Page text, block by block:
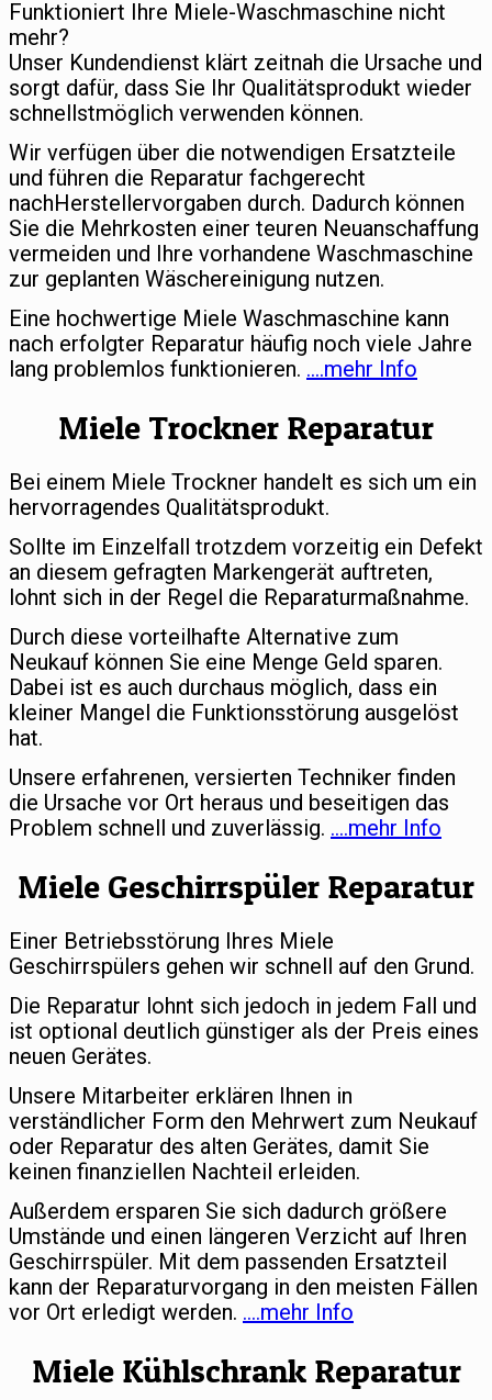
Funktioniert Ihre Miele-Waschmaschine nicht
mehr?
Unser Kundendienst klärt zeitnah die Ursache und
sorgt dafür, dass Sie Ihr Qualitätsprodukt wieder
schnellstmöglich verwenden können.
Wir verfügen über die notwendigen Ersatzteile
und führen die Reparatur fachgerecht
nachHerstellervorgaben durch. Dadurch können
Sie die Mehrkosten einer teuren Neuanschaffung
vermeiden und Ihre vorhandene Waschmaschine
zur geplanten Wäschereinigung nutzen.
Eine hochwertige Miele Waschmaschine kann
nach erfolgter Reparatur häufig noch viele Jahre
lang problemlos funktionieren. ….mehr Info
Miele Trockner Reparatur
Bei einem Miele Trockner handelt es sich um ein
hervorragendes Qualitätsprodukt.
Sollte im Einzelfall trotzdem vorzeitig ein Defekt
an diesem gefragten Markengerät auftreten,
lohnt sich in der Regel die Reparaturmaßnahme.
Durch diese vorteilhafte Alternative zum
Neukauf können Sie eine Menge Geld sparen.
Dabei ist es auch durchaus möglich, dass ein
kleiner Mangel die Funktionsstörung ausgelöst
hat.
Unsere erfahrenen, versierten Techniker finden
die Ursache vor Ort heraus und beseitigen das
Problem schnell und zuverlässig. ….mehr Info
Miele Geschirrspüler Reparatur
Einer Betriebsstörung Ihres Miele
Geschirrspülers gehen wir schnell auf den Grund.
Die Reparatur lohnt sich jedoch in jedem Fall und
ist optional deutlich günstiger als der Preis eines
neuen Gerätes.
Unsere Mitarbeiter erklären Ihnen in
verständlicher Form den Mehrwert zum Neukauf
oder Reparatur des alten Gerätes, damit Sie
keinen finanziellen Nachteil erleiden.
Außerdem ersparen Sie sich dadurch größere
Umstände und einen längeren Verzicht auf Ihren
Geschirrspüler. Mit dem passenden Ersatzteil
kann der Reparaturvorgang in den meisten Fällen
vor Ort erledigt werden. ….mehr Info
Miele Kühlschrank Reparatur